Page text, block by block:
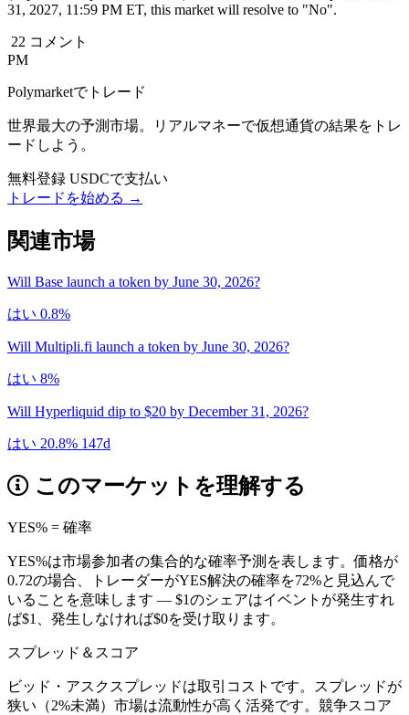
31, 2027, 11:59 PM ET, this market will resolve to "No".
22 コメント
PM
Polymarketでトレード
世界最大の予測市場。リアルマネーで仮想通貨の結果をトレ
ードしよう。
無料登録 USDCで支払い
トレードを始める →
関連市場
Will Base launch a token by June 30, 2026?
はい 0.8%
Will Multipli.fi launch a token by June 30, 2026?
はい 8%
Will Hyperliquid dip to $20 by December 31, 2026?
はい 20.8% 147d
このマーケットを理解する
YES% = 確率
YES%は市場参加者の集合的な確率予測を表します。価格が
0.72の場合、トレーダーがYES解決の確率を72%と見込んで
いることを意味します — $1のシェアはイベントが発生すれ
ば$1、発生しなければ$0を受け取ります。
スプレッド＆スコア
ビッド・アスクスプレッドは取引コストです。スプレッドが
狭い（2%未満）市場は流動性が高く活発です。競争スコア